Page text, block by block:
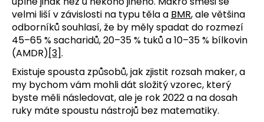
velmi liší v závislosti na typu těla a BMR, ale většina
odborníků souhlasí, že by měly spadat do rozmezí
45–65 % sacharidů, 20–35 % tuků a 10–35 % bílkovin
(AMDR)[3].
Existuje spousta způsobů, jak zjistit rozsah maker, a
my bychom vám mohli dát složitý vzorec, který
byste měli následovat, ale je rok 2022 a na dosah
ruky máte spoustu nástrojů bez matematiky.